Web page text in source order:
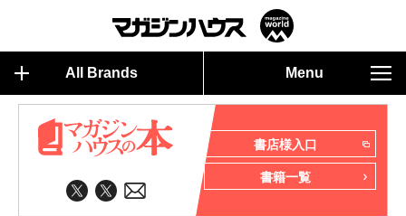
All Brands Menu
書店様入口
書籍一覧